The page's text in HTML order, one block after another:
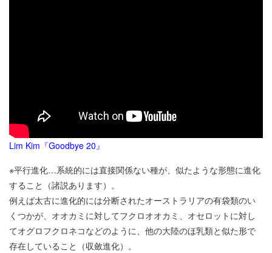
Lim Kim『Goodbye 20』
※平行進化…系統的には直接関係ない種が、似たような形態に進化
すること（諸説あります）。
例えば太古に進化的には分断されたオーストラリアの有袋類のい
くつかが、オオカミに対してフクロオオカミ、オセロットに対し
てオグロフクロネコなどのように、他の大陸のほ乳類と似た形で
存在していること（収斂進化）。